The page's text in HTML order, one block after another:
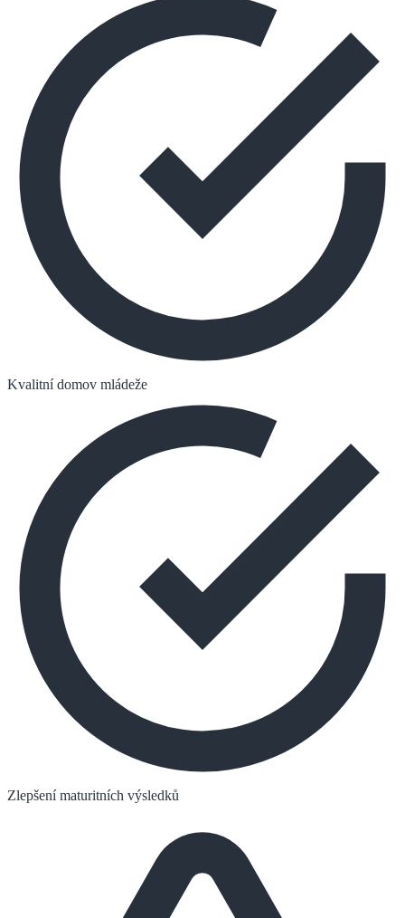
Kvalitní domov mládeže
Zlepšení maturitních výsledků